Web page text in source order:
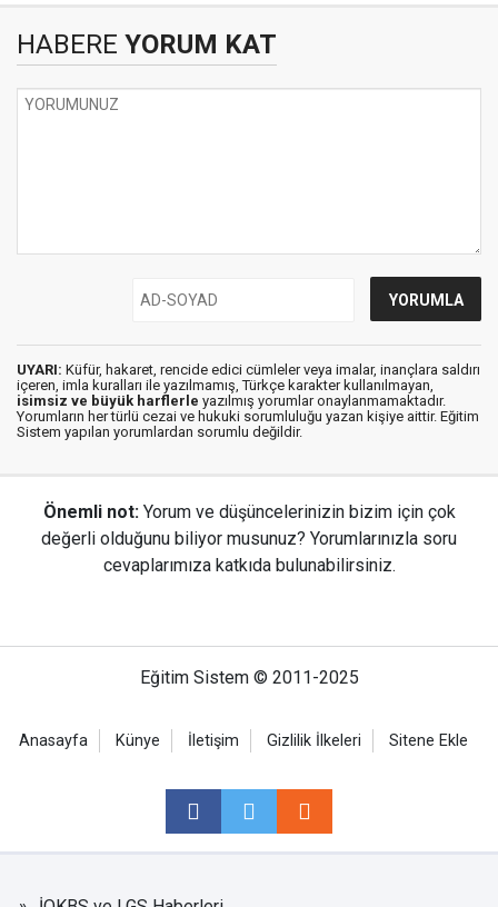
HABERE YORUM KAT
UYARI: Küfür, hakaret, rencide edici cümleler veya imalar, inançlara saldırı
içeren, imla kuralları ile yazılmamış, Türkçe karakter kullanılmayan,
isimsiz ve büyük harflerle yazılmış yorumlar onaylanmamaktadır.
Yorumların her türlü cezai ve hukuki sorumluluğu yazan kişiye aittir. Eğitim
Sistem yapılan yorumlardan sorumlu değildir.
Önemli not: Yorum ve düşüncelerinizin bizim için çok
değerli olduğunu biliyor musunuz? Yorumlarınızla soru
cevaplarımıza katkıda bulunabilirsiniz.
Eğitim Sistem © 2011-2025
Anasayfa Künye İletişim Gizlilik İlkeleri Sitene Ekle